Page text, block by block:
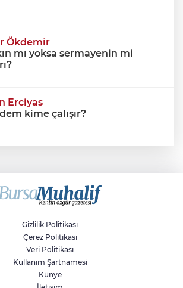
Ökdemir
mı yoksa sermayenin mi
Erciyas
kime çalışır?
gölgesinde engellilik,
ve kaybedilen gelecek
Gizlilik Politikası
Çerez Politikası
Veri Politikası
Kullanım Şartnamesi
Künye